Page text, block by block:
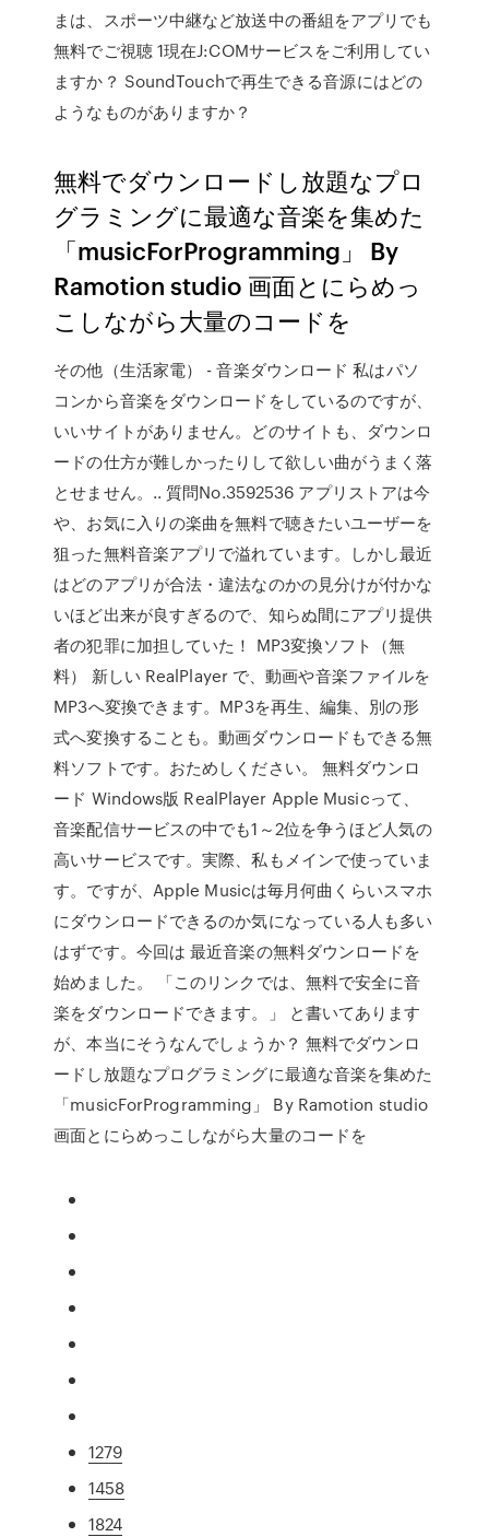
まは、スポーツ中継など放送中の番組をアプリでも
無料でご視聴 1現在J:COMサービスをご利用してい
ますか？ SoundTouchで再生できる音源にはどの
ようなものがありますか？
無料でダウンロードし放題なプロ
グラミングに最適な音楽を集めた
「musicForProgramming」 By
Ramotion studio 画面とにらめっ
こしながら大量のコードを
その他（生活家電） - 音楽ダウンロード 私はパソ
コンから音楽をダウンロードをしているのですが、
いいサイトがありません。どのサイトも、ダウンロ
ードの仕方が難しかったりして欲しい曲がうまく落
とせません。.. 質問No.3592536 アプリストアは今
や、お気に入りの楽曲を無料で聴きたいユーザーを
狙った無料音楽アプリで溢れています。しかし最近
はどのアプリが合法・違法なのかの見分けが付かな
いほど出来が良すぎるので、知らぬ間にアプリ提供
者の犯罪に加担していた！ MP3変換ソフト（無
料） 新しい RealPlayer で、動画や音楽ファイルを
MP3へ変換できます。MP3を再生、編集、別の形
式へ変換することも。動画ダウンロードもできる無
料ソフトです。おためしください。 無料ダウンロ
ード Windows版 RealPlayer Apple Musicって、
音楽配信サービスの中でも1～2位を争うほど人気の
高いサービスです。実際、私もメインで使っていま
す。ですが、Apple Musicは毎月何曲くらいスマホ
にダウンロードできるのか気になっている人も多い
はずです。今回は 最近音楽の無料ダウンロードを
始めました。 「このリンクでは、無料で安全に音
楽をダウンロードできます。」 と書いてあります
が、本当にそうなんでしょうか？ 無料でダウンロ
ードし放題なプログラミングに最適な音楽を集めた
「musicForProgramming」 By Ramotion studio
画面とにらめっこしながら大量のコードを
1279
1458
1824